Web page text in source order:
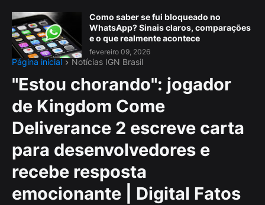
Como saber se fui bloqueado no
WhatsApp? Sinais claros, comparações
e o que realmente acontece
fevereiro 09, 2026
Página inicial Notícias IGN Brasil
"Estou chorando": jogador
de Kingdom Come
Deliverance 2 escreve carta
para desenvolvedores e
recebe resposta
emocionante | Digital Fatos